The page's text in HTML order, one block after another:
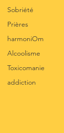
Sobriété
Prières
harmoniOm
Alcoolisme
Toxicomanie
addiction